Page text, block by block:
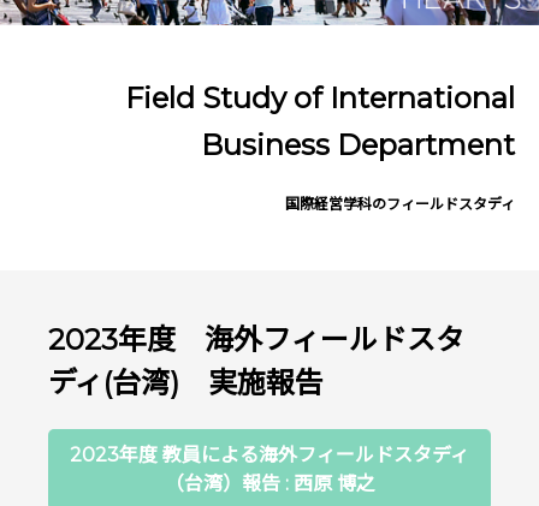
Field Study of International
Business Department
国際経営学科のフィールドスタディ
2023年度 海外フィールドスタ
ディ(台湾) 実施報告
2023年度 教員による海外フィールドスタディ
（台湾）報告 : 西原 博之